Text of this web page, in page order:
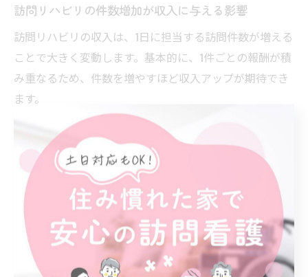
訪問リハビリの件数増加が収入に与える影響
訪問リハビリの収入は、1日に担当する訪問件数が増える
ことで大きく変動します。基本的に、1件ごとの報酬が積
み重なるため、件数を増やすほど収入アップが期待でき
ます。
しかし、無理に件数を増やしすぎると移動時間の増加や
体力的な負担、利用者ごとのケアの質低下といったリス
クも伴います。また、訪問看護や通所リハビリとの併用
禁止、同日訪問減算など制度上の制約にも注意が必要で
実際には、効率的なスケジュール管理と利用者ごとのケ
アバランスを考慮しながら、無理のない範囲で件数を増